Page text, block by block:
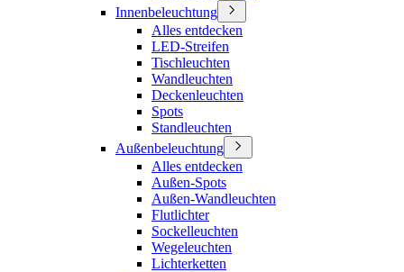
Innenbeleuchtung
Alles entdecken
LED-Streifen
Tischleuchten
Wandleuchten
Deckenleuchten
Spots
Standleuchten
Außenbeleuchtung
Alles entdecken
Außen-Spots
Außen-Wandleuchten
Flutlichter
Sockelleuchten
Wegeleuchten
Lichterketten